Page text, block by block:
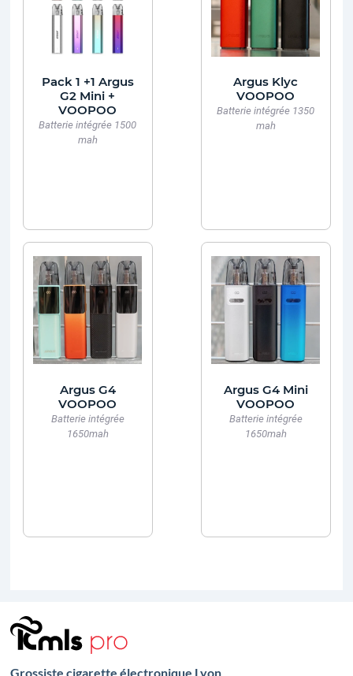
Pack 1 +1 Argus
G2 Mini +
VOOPOO
Batterie intégrée 1500
mah
Argus Klyc
VOOPOO
Batterie intégrée 1350
mah
Argus G4
VOOPOO
Batterie intégrée
1650mah
Argus G4 Mini
VOOPOO
Batterie intégrée
1650mah
Grossiste cigarette électronique Lyon